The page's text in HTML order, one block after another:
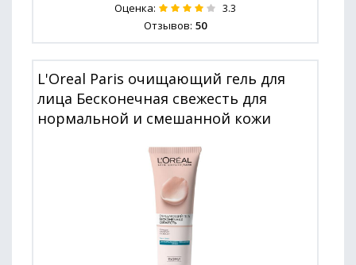
Оценка: 3.3
Отзывов: 50
L'Oreal Paris очищающий гель для
лица Бесконечная свежесть для
нормальной и смешанной кожи